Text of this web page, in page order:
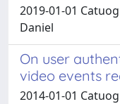
2019-01-01
Daniel
On user
video events
2014-01-01